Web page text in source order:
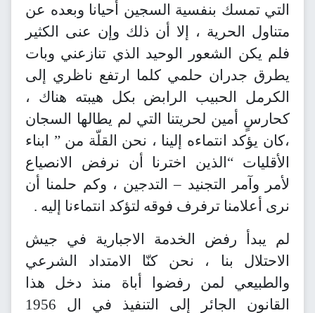
التي تمسك بنفسية السجين أحيانا وبعده عن
متناول الحرية ، إلا أن ذلك وإن عنى الكثير
فلم يكن الشعور الوحيد الذي تنازعني وبات
يطرق جدران حلمي كلما ارتفع ناظري إلى
الكرمل الحبيب الرابض بكل هيبته هناك ،
كحارسٍ أمين لحريتنا التي لم يطالها السجان
،كان يؤكد انتماءه إلينا ، نحن القلّة من ” ابناء
الأقليات “الذين اخترنا أن نرفض الانصياع
لأمر وآمر التجنيد – التدجين ، وكم حلمنا أن
نرى أعلامنا ترفرف فوقه لتؤكد انتماءنا إليه .
لم يبدأ رفض الخدمة الاجبارية في جيش
الاحتلال بنا ، نحن كنّا الامتداد الشرعي
والطبيعي لمن رفضوا أباة منذ دخل هذا
القانون الجائر إلى التنفيذ في ال 1956